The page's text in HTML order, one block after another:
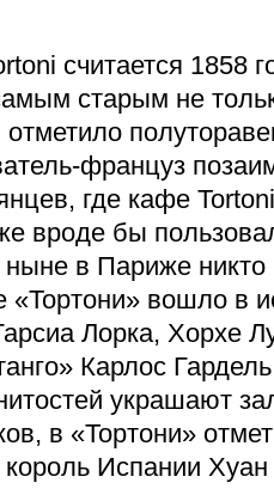
считается 1858
старым не
француз
где кафе
вроде бы
в Париже никто
«Тортони» вошло в
Лорка, Хорхе
Карлос
украшают
в «Тортони»
Испании Хуан